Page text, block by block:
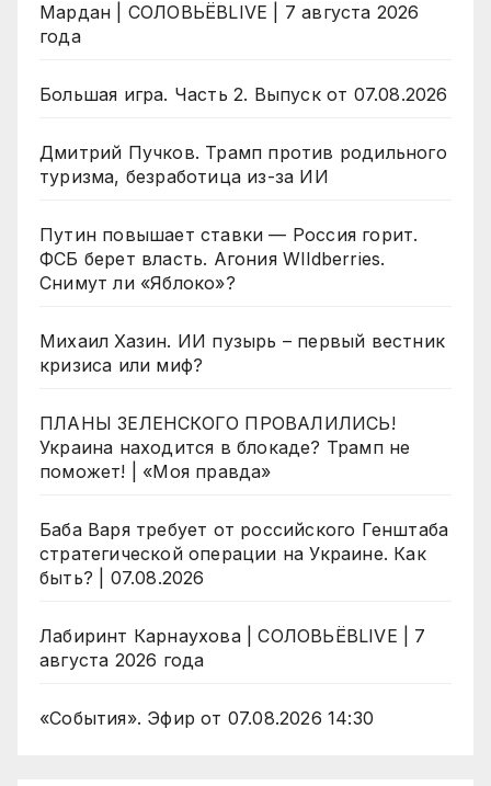
Мардан | СОЛОВЬЁВLIVE | 7 августа 2026
года
Большая игра. Часть 2. Выпуск от 07.08.2026
Дмитрий Пучков. Трамп против родильного
туризма, безработица из-за ИИ
Путин повышает ставки — Россия горит.
ФСБ берет власть. Агония WIldberries.
Снимут ли «Яблоко»?
Михаил Хазин. ИИ пузырь – первый вестник
кризиса или миф?
ПЛАНЫ ЗЕЛЕНСКОГО ПРОВАЛИЛИСЬ!
Украина находится в блокаде? Трамп не
поможет! | «Моя правда»
Баба Варя требует от российского Генштаба
стратегической операции на Украине. Как
быть? | 07.08.2026
Лабиринт Карнаухова | СОЛОВЬЁВLIVE | 7
августа 2026 года
«События». Эфир от 07.08.2026 14:30